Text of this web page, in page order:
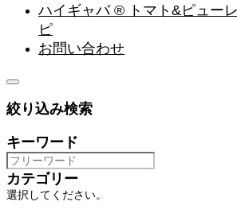
ハイギャバ ® トマト&ピュー
ピ
お問い合わせ
絞り込み検索
キーワード
カテゴリー
選択してください。